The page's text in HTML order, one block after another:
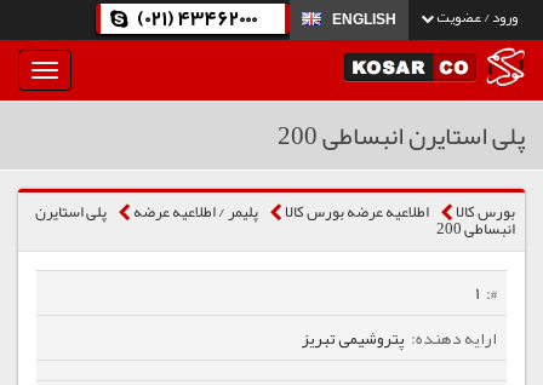
ورود / عضویت ENGLISH
(021) 43462000
بار
و
پلی استایرن انبساطی 200
بورس کالا اطلاعیه عرضه بورس کالا پلیمر / اطلاعیه عرضه پلی استایرن
انبساطی 200
1
پتروشیمی تبریز